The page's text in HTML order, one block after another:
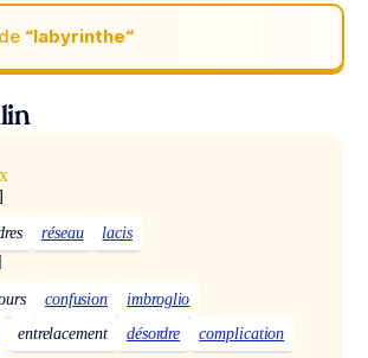
“labyrinthe“
réseau lacis
confusion
imbroglio
entrelacement désordre
complication